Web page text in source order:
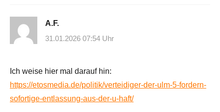
A.F.
31.01.2026 07:54 Uhr
Ich weise hier mal darauf hin:
https://etosmedia.de/politik/verteidiger-der-ulm-5-fordern-
sofortige-entlassung-aus-der-u-haft/